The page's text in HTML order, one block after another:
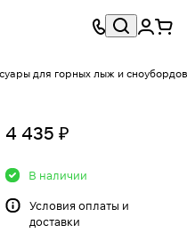
для горных лыж и сноубордов
4 435 ₽
В наличии
Условия оплаты и
доставки